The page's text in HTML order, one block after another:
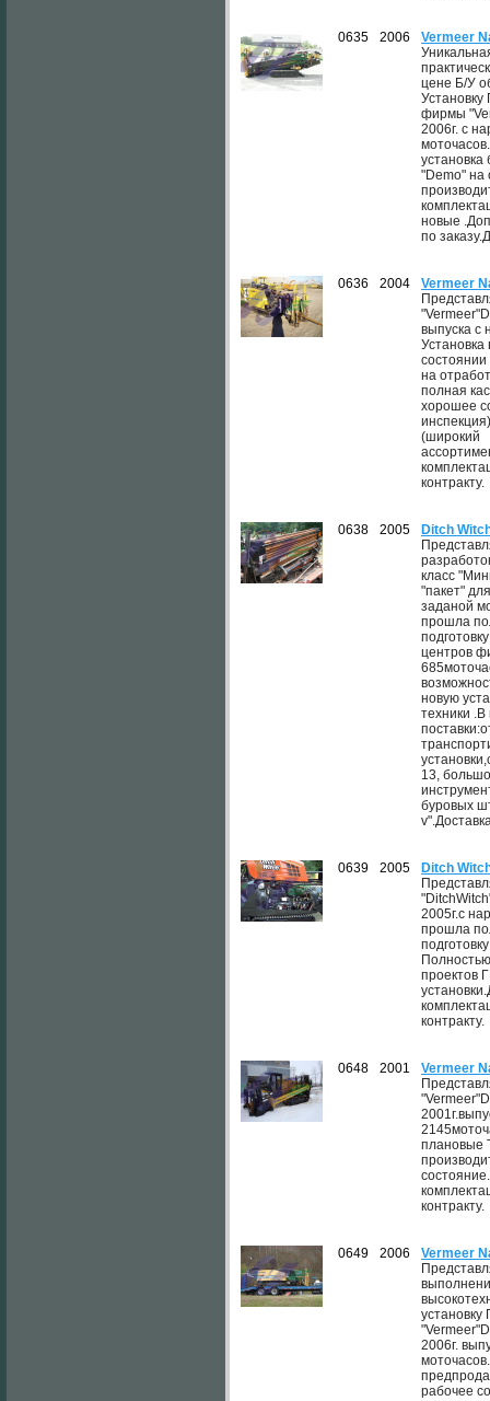
0635 2006
Vermeer
цене Б/У
Установку
фирмы
2006г. с
установка
"Demo"
новые
по
0636 2004
Vermeer
выпуска с
на
полная
хорошее
(широкий
контракту.
0638 2005
Ditch
класс
"пакет"
заданой
прошла
центров
новую
техники .В
13,
буровых
0639 2005
Ditch
2005г.с
прошла
проектов
контракту.
0648 2001
Vermeer
плановые
контракту.
0649 2006
Vermeer
2006г.
рабочее